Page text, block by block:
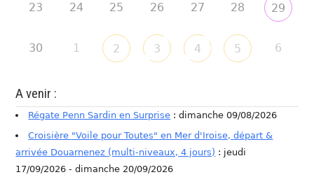
23 24 25 26 27 28 29
30 1 2 3 4 5 6
A venir :
Régate Penn Sardin en Surprise : dimanche 09/08/2026
Croisière "Voile pour Toutes" en Mer d'Iroise, départ &
arrivée Douarnenez (multi-niveaux, 4 jours) : jeudi
17/09/2026 - dimanche 20/09/2026